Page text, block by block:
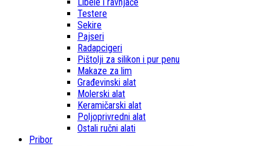
Testere
Sekire
Pajseri
Radapcigeri
Pištolji za silikon i pur penu
Makaze za lim
Građevinski alat
Molerski alat
Keramičarski alat
Poljoprivredni alat
Ostali ručni alati
Pribor